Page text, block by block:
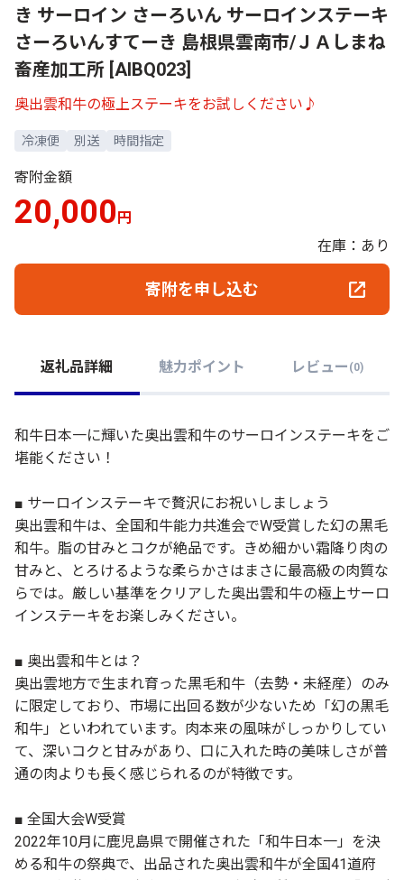
き サーロイン さーろいん サーロインステーキ
さーろいんすてーき 島根県雲南市/ＪＡしまね
畜産加工所 [AIBQ023]
奥出雲和牛の極上ステーキをお試しください♪
冷凍便 別送 時間指定
寄附金額
20,000 円
在庫：あり
寄附を申し込む
返礼品詳細 魅力ポイント レビュー (0)
和牛日本一に輝いた奥出雲和牛のサーロインステーキをご
堪能ください！
■ サーロインステーキで贅沢にお祝いしましょう
奥出雲和牛は、全国和牛能力共進会でW受賞した幻の黒毛
和牛。脂の甘みとコクが絶品です。きめ細かい霜降り肉の
甘みと、とろけるような柔らかさはまさに最高級の肉質な
らでは。厳しい基準をクリアした奥出雲和牛の極上サーロ
インステーキをお楽しみください。
■ 奥出雲和牛とは？
奥出雲地方で生まれ育った黒毛和牛（去勢・未経産）のみ
に限定しており、市場に出回る数が少ないため「幻の黒毛
和牛」といわれています。肉本来の風味がしっかりしてい
て、深いコクと甘みがあり、口に入れた時の美味しさが普
通の肉よりも長く感じられるのが特徴です。
■ 全国大会W受賞
2022年10月に鹿児島県で開催された「和牛日本一」を決
める和牛の祭典で、出品された奥出雲和牛が全国41道府